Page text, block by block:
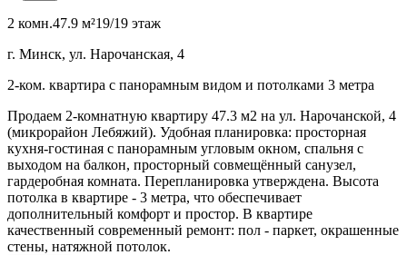
2 комн.47.9 м²19/19 этаж
г. Минск, ул. Нарочанская, 4
2-ком. квартира с панорамным видом и потолками 3 метра
Продаем 2-комнатную квартиру 47.3 м2 на ул. Нарочанской, 4
(микрорайон Лебяжий). Удобная планировка: просторная
кухня-гостиная с панорамным угловым окном, спальня с
выходом на балкон, просторный совмещённый санузел,
гардеробная комната. Перепланировка утверждена. Высота
потолка в квартире - 3 метра, что обеспечивает
дополнительный комфорт и простор. В квартире
качественный современный ремонт: пол - паркет, окрашенные
стены, натяжной потолок.